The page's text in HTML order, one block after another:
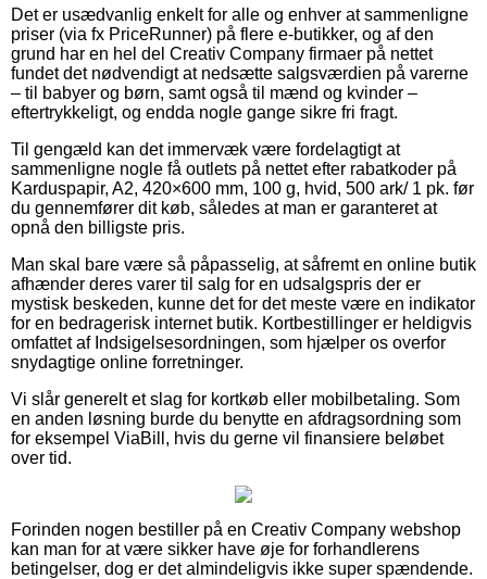
Det er usædvanlig enkelt for alle og enhver at sammenligne
priser (via fx PriceRunner) på flere e-butikker, og af den
grund har en hel del Creativ Company firmaer på nettet
fundet det nødvendigt at nedsætte salgsværdien på varerne
– til babyer og børn, samt også til mænd og kvinder –
eftertrykkeligt, og endda nogle gange sikre fri fragt.
Til gengæld kan det immervæk være fordelagtigt at
sammenligne nogle få outlets på nettet efter rabatkoder på
Karduspapir, A2, 420×600 mm, 100 g, hvid, 500 ark/ 1 pk. før
du gennemfører dit køb, således at man er garanteret at
opnå den billigste pris.
Man skal bare være så påpasselig, at såfremt en online butik
afhænder deres varer til salg for en udsalgspris der er
mystisk beskeden, kunne det for det meste være en indikator
for en bedragerisk internet butik. Kortbestillinger er heldigvis
omfattet af Indsigelsesordningen, som hjælper os overfor
snydagtige online forretninger.
Vi slår generelt et slag for kortkøb eller mobilbetaling. Som
en anden løsning burde du benytte en afdragsordning som
for eksempel ViaBill, hvis du gerne vil finansiere beløbet
over tid.
Forinden nogen bestiller på en Creativ Company webshop
kan man for at være sikker have øje for forhandlerens
betingelser, dog er det almindeligvis ikke super spændende.